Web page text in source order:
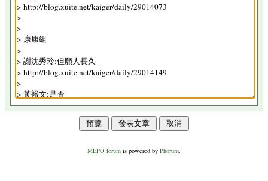
MEPO forum is powered by Phorum.